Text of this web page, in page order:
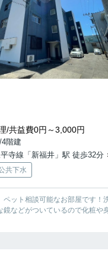
/共益費0円～3,000円
階建
寺線「新福井」駅 徒歩32分
共下水
ペット相談可能なお部屋です！
などがついているので化粧や